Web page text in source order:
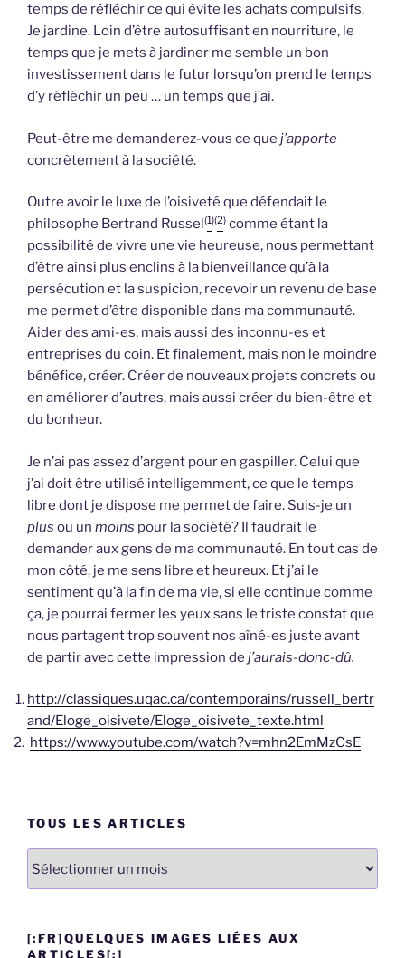
temps de réfléchir ce qui évite les achats compulsifs.
Je jardine. Loin d’être autosuffisant en nourriture, le
temps que je mets à jardiner me semble un bon
investissement dans le futur lorsqu’on prend le temps
d’y réfléchir un peu … un temps que j’ai.
Peut-être me demanderez-vous ce que j’apporte
concrètement à la société.
Outre avoir le luxe de l’oisiveté que défendait le
philosophe Bertrand Russel (1)(2) comme étant la
possibilité de vivre une vie heureuse, nous permettant
d’être ainsi plus enclins à la bienveillance qu’à la
persécution et la suspicion, recevoir un revenu de base
me permet d’être disponible dans ma communauté.
Aider des ami-es, mais aussi des inconnu-es et
entreprises du coin. Et finalement, mais non le moindre
bénéfice, créer. Créer de nouveaux projets concrets ou
en améliorer d’autres, mais aussi créer du bien-être et
du bonheur.
Je n’ai pas assez d’argent pour en gaspiller. Celui que
j’ai doit être utilisé intelligemment, ce que le temps
libre dont je dispose me permet de faire. Suis-je un
plus ou un moins pour la société? Il faudrait le
demander aux gens de ma communauté. En tout cas de
mon côté, je me sens libre et heureux. Et j’ai le
sentiment qu’à la fin de ma vie, si elle continue comme
ça, je pourrai fermer les yeux sans le triste constat que
nous partagent trop souvent nos aîné-es juste avant
de partir avec cette impression de j’aurais-donc-dû.
http://classiques.uqac.ca/contemporains/russell_bertr
and/Eloge_oisivete/Eloge_oisivete_texte.html
https://www.youtube.com/watch?v=mhn2EmMzCsE
TOUS LES ARTICLES
[:FR]QUELQUES IMAGES LIÉES AUX
ARTICLES[:]